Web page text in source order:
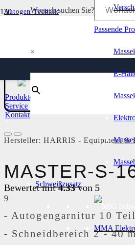
Wonach suchen Sie?
×
Passende
E-
Schweißzusatz
MMA
Produkte
Service
Kontakt
Autogen Technik
Hersteller: HARRIS - Equipment &
MASTER-S-
Bewertet mit4.33von 5
9Kundenrezensionen
- Autogengarnitur 10
- Schneidbereich 2 - 40